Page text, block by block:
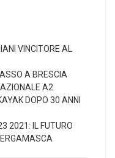
VINCITORE AL
A BRESCIA
A2
DOPO 30 ANNI
2021: IL FUTURO